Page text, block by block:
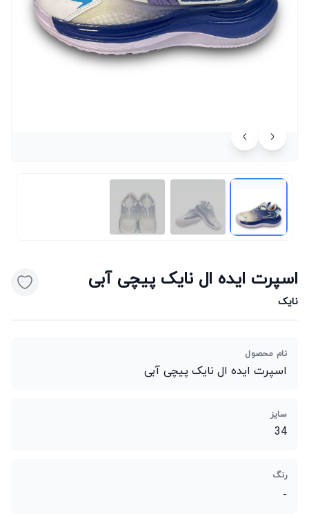
اسپرت ایده ال نایک پیچی آبی
نایک
نام محصول
اسپرت ایده ال نایک پیچی آبی
سایز
34
رنگ
-